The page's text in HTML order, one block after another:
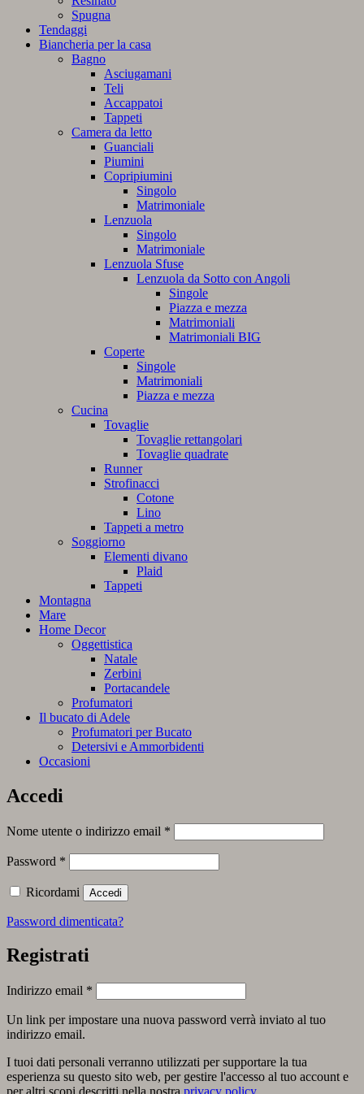
Spugna
Tendaggi
Biancheria per la casa
Bagno
Asciugamani
Teli
Accappatoi
Tappeti
Camera da letto
Guanciali
Piumini
Copripiumini
Singolo
Matrimoniale
Lenzuola
Singolo
Matrimoniale
Lenzuola Sfuse
Lenzuola da Sotto con Angoli
Singole
Piazza e mezza
Matrimoniali
Matrimoniali BIG
Coperte
Singole
Matrimoniali
Piazza e mezza
Cucina
Tovaglie
Tovaglie rettangolari
Tovaglie quadrate
Runner
Strofinacci
Cotone
Lino
Tappeti a metro
Soggiorno
Elementi divano
Plaid
Tappeti
Montagna
Mare
Home Decor
Oggettistica
Natale
Zerbini
Portacandele
Profumatori
Il bucato di Adele
Profumatori per Bucato
Detersivi e Ammorbidenti
Occasioni
Accedi
Nome utente o indirizzo email *
Password *
Ricordami Accedi
Password dimenticata?
Registrati
Indirizzo email *
Un link per impostare una nuova password verrà inviato al tuo
indirizzo email.
I tuoi dati personali verranno utilizzati per supportare la tua
esperienza su questo sito web, per gestire l'accesso al tuo account e